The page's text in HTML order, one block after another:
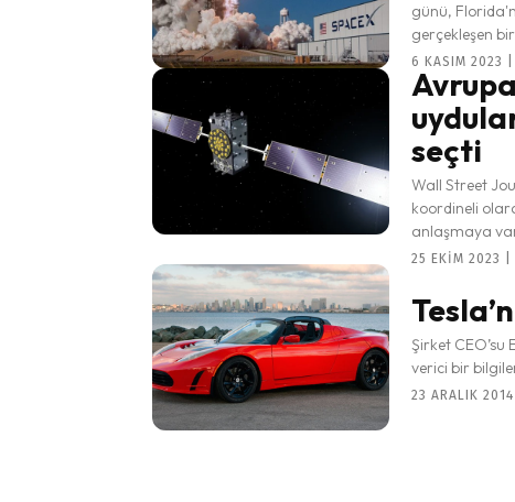
günü,
gerçekleşen
6 KASIM 2023
seçti
Wall Street
koordineli
anlaşmaya
25 EKIM 2023 |
Şirket CEO’su
verici bir
23 ARALIK